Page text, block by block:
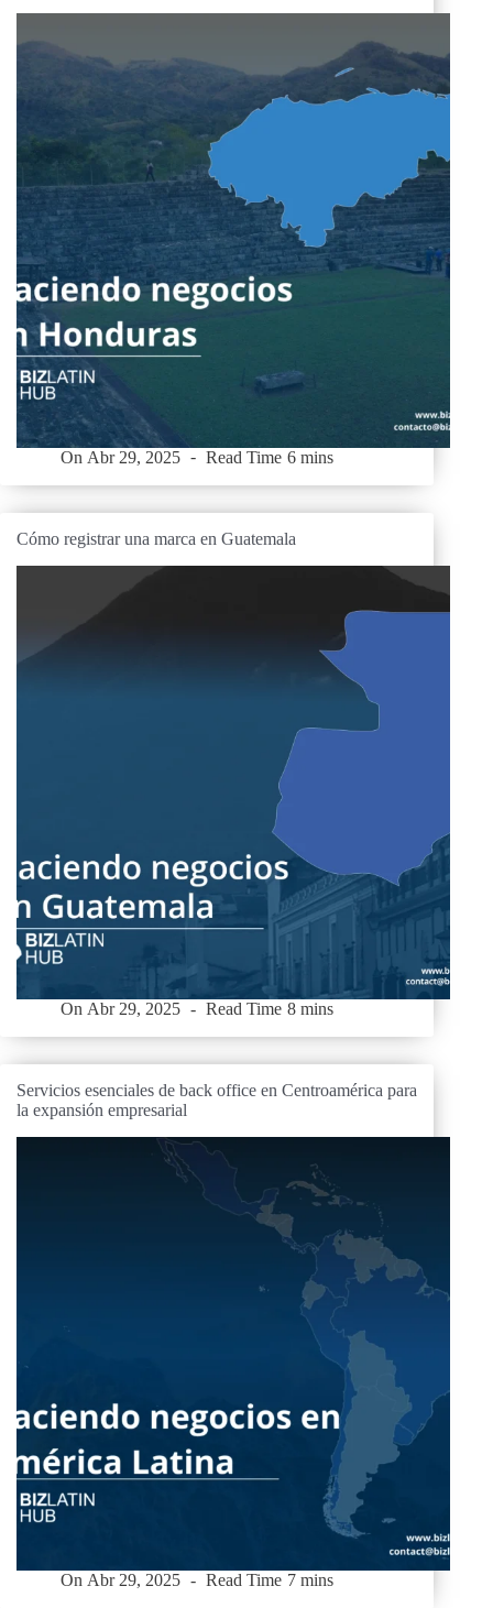
On Abr 29, 2025 Read Time 6 mins
Cómo registrar una marca en Guatemala
On Abr 29, 2025 Read Time 8 mins
Servicios esenciales de back office en Centroamérica para
la expansión empresarial
On Abr 29, 2025 Read Time 7 mins